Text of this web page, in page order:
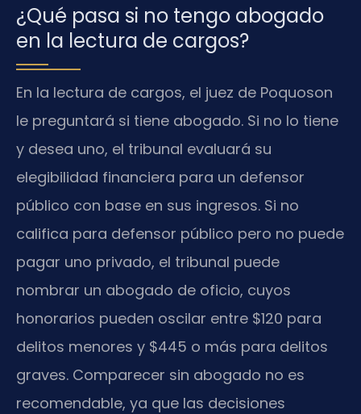
¿Qué pasa si no tengo abogado
en la lectura de cargos?
En la lectura de cargos, el juez de Poquoson
le preguntará si tiene abogado. Si no lo tiene
y desea uno, el tribunal evaluará su
elegibilidad financiera para un defensor
público con base en sus ingresos. Si no
califica para defensor público pero no puede
pagar uno privado, el tribunal puede
nombrar un abogado de oficio, cuyos
honorarios pueden oscilar entre $120 para
delitos menores y $445 o más para delitos
graves. Comparecer sin abogado no es
recomendable, ya que las decisiones